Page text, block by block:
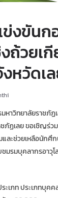
งขันก
ถ้วยเ
หวัดเ
หาวิทยาลัยราชภัฏ
ชภัฏเลย ขอเชิญร่
ละช่วยเหลือนักศึ
มรมบุคลากรอาวุ
ะเภท ประเภทบุค